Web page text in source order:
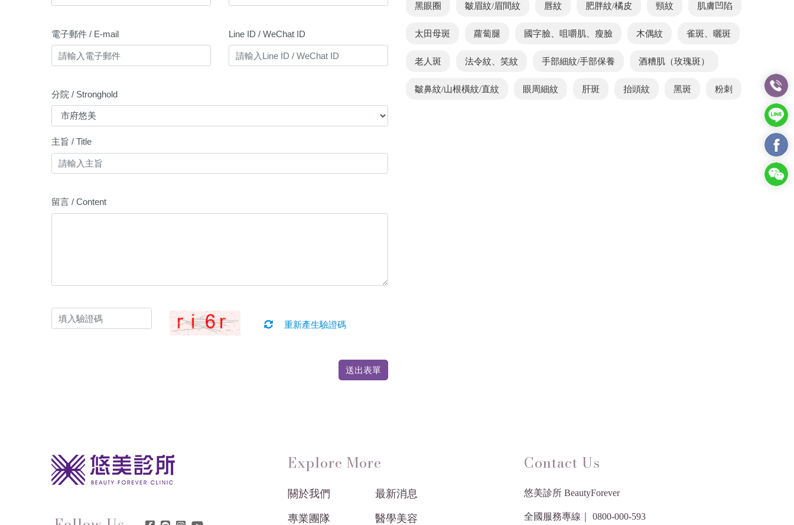
電子郵件 / E-mail Line ID / WeChat ID
分院 / Stronghold
主旨 / Title
留言 / Content
重新產生驗證碼
送出表單
黑眼圈 皺眉紋/眉間紋 唇紋 肥胖紋/橘皮 頸紋 肌膚凹陷
太田母斑 蘿蔔腿 國字臉、咀嚼肌、瘦臉 木偶紋 雀斑、曬斑
老人斑 法令紋、笑紋 手部細紋/手部保養 酒糟肌（玫瑰斑）
皺鼻紋/山根橫紋/直紋 眼周細紋 肝斑 抬頭紋 黑斑 粉刺
Explore More
關於我們 最新消息
專業團隊 醫學美容
Contact Us
悠美診所 BeautyForever
全國服務專線｜ 0800-000-593